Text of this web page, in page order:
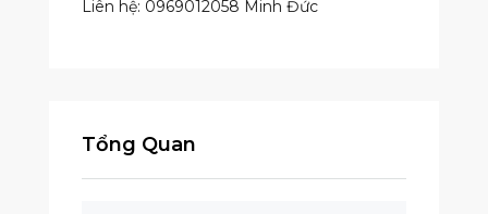
Liên hệ: 0969012058 Minh Đức
Tổng Quan